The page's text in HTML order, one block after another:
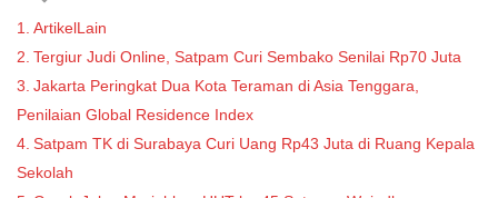
ArtikelLain
Tergiur Judi Online, Satpam Curi Sembako Senilai Rp70 Juta
Jakarta Peringkat Dua Kota Teraman di Asia Tenggara,
Penilaian Global Residence Index
Satpam TK di Surabaya Curi Uang Rp43 Juta di Ruang Kepala
Sekolah